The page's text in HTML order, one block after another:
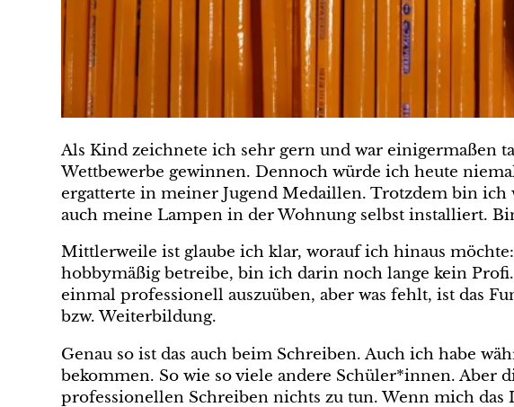
Als Kind zeichnete ich sehr gern und war
Wettbewerbe gewinnen. Dennoch würde ich heute
ergatterte in meiner Jugend Medaillen. Trotzdem bin
auch meine Lampen in der Wohnung selbst installiert.
Mittlerweile ist glaube ich klar, worauf ich hinaus
hobbymäßig betreibe, bin ich darin noch lange kein
einmal professionell auszuüben, aber was fehlt, ist das
bzw. Weiterbildung.
Genau so ist das auch beim Schreiben. Auch ich habe
bekommen. So wie so viele andere Schüler*innen.
professionellen Schreiben nichts zu tun. Wenn mich